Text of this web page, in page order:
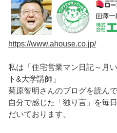
https://www.ahouse.co.jp/
私は「住宅営業マン日記～月
ト&大学講師」
菊原智明さんのブログを読んで
自分で感じた「独り言」を毎
だいております。